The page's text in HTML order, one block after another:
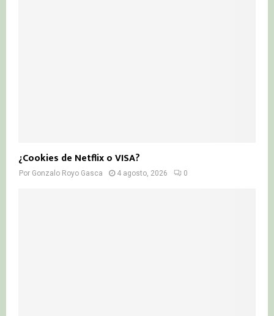
¿Cookies de Netflix o VISA?
Por Gonzalo Royo Gasca 4 agosto, 2026 0